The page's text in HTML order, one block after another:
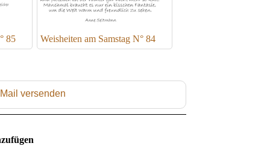
85 Weisheiten am Samstag N° 84
versenden